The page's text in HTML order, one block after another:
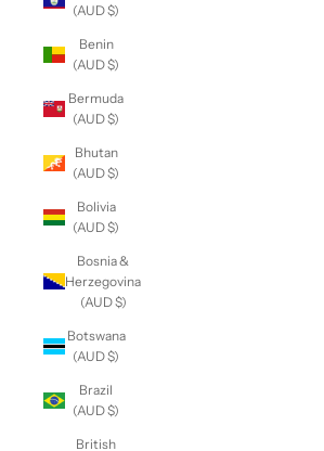
(AUD $)
Benin
(AUD $)
Bermuda
(AUD $)
Bhutan
(AUD $)
Bolivia
(AUD $)
Bosnia &
Herzegovina
(AUD $)
Botswana
(AUD $)
Brazil
(AUD $)
British